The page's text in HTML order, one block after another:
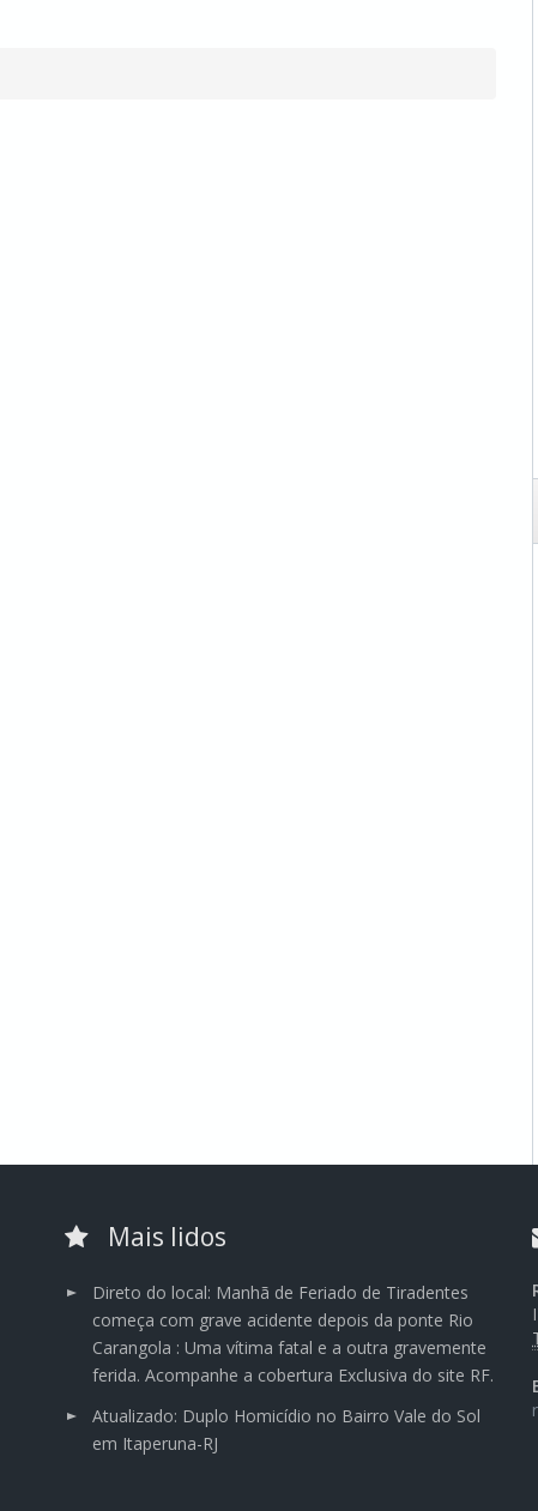
Mais lidos
Direto do local: Manhã de Feriado de Tiradentes
começa com grave acidente depois da ponte Rio
Carangola : Uma vítima fatal e a outra gravemente
ferida. Acompanhe a cobertura Exclusiva do site RF.
Atualizado: Duplo Homicídio no Bairro Vale do Sol
em Itaperuna-RJ